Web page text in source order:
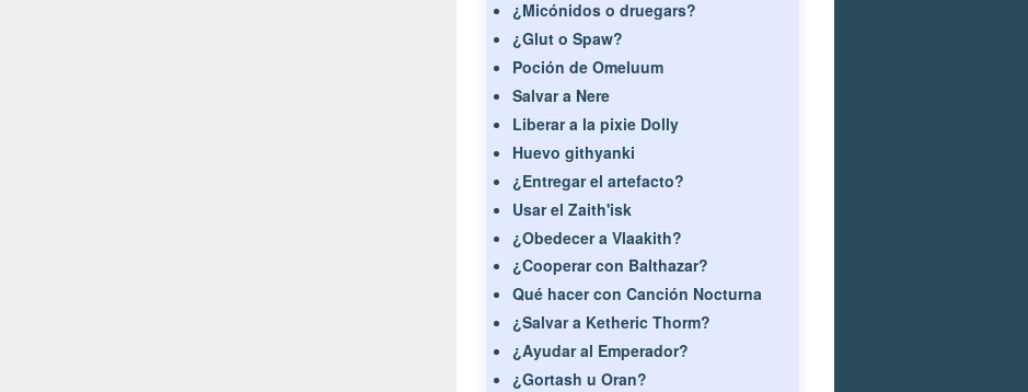
¿Micónidos o druegars?
¿Glut o Spaw?
Poción de Omeluum
Salvar a Nere
Liberar a la pixie Dolly
Huevo githyanki
¿Entregar el artefacto?
Usar el Zaith'isk
¿Obedecer a Vlaakith?
¿Cooperar con Balthazar?
Qué hacer con Canción Nocturna
¿Salvar a Ketheric Thorm?
¿Ayudar al Emperador?
¿Gortash u Oran?